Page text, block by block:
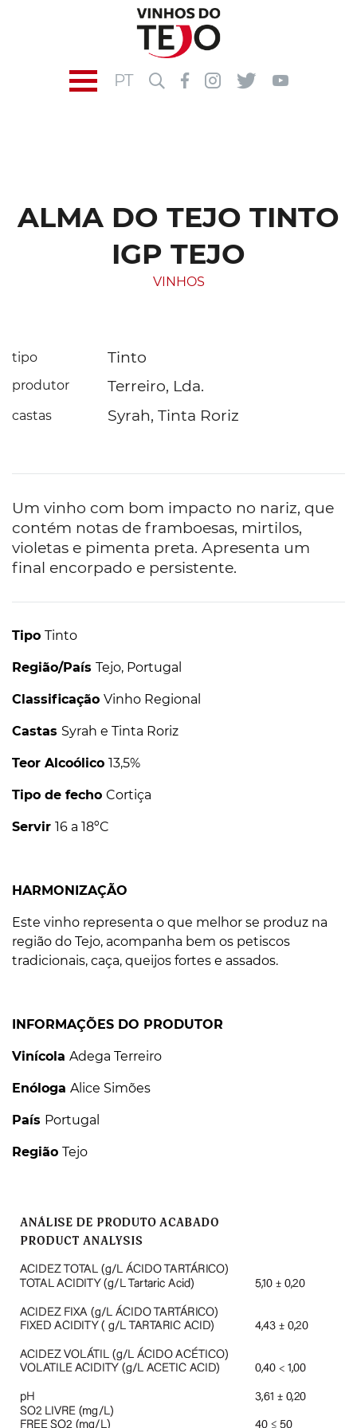
PT
ALMA DO TEJO TINTO
IGP TEJO
VINHOS
tipo Tinto
produtor Terreiro, Lda.
castas Syrah, Tinta Roriz
Um vinho com bom impacto no nariz, que
contém notas de framboesas, mirtilos,
violetas e pimenta preta. Apresenta um
final encorpado e persistente.
Tipo Tinto
Região/País Tejo, Portugal
Classificação Vinho Regional
Castas Syrah e Tinta Roriz
Teor Alcoólico 13,5%
Tipo de fecho Cortiça
Servir 16 a 18ºC
HARMONIZAÇÃO
Este vinho representa o que melhor se produz na
região do Tejo, acompanha bem os petiscos
tradicionais, caça, queijos fortes e assados.
INFORMAÇÕES DO PRODUTOR
Vinícola Adega Terreiro
Enóloga Alice Simões
País Portugal
Região Tejo